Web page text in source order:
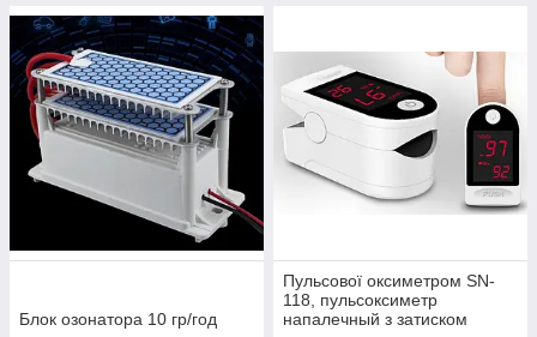
Блок озонатора 10 гр/год
Пульсової оксиметром SN-
118, пульсоксиметр
напалечный з затиском